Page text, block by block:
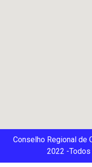
Conselho Regional de
2022 -